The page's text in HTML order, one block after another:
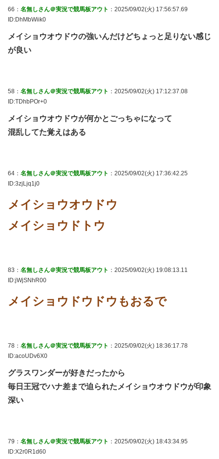
66： 名無しさん＠実況で競馬板アウト ：2025/09/02(火) 17:56:57.69
ID:DhMbWiik0
メイショウオウドウの強いんだけどちょっと足りない感じ
が良い
58： 名無しさん＠実況で競馬板アウト ：2025/09/02(火) 17:12:37.08
ID:TDhbPOr+0
メイショウオウドウが何かとごっちゃになって
混乱してた覚えはある
64： 名無しさん＠実況で競馬板アウト ：2025/09/02(火) 17:36:42.25
ID:3zjLjq1j0
メイショウオウドウ
メイショウドトウ
83： 名無しさん＠実況で競馬板アウト ：2025/09/02(火) 19:08:13.11
ID:jWjSNhR00
メイショウドウドウもおるで
78： 名無しさん＠実況で競馬板アウト ：2025/09/02(火) 18:36:17.78
ID:acoUDv6X0
グラスワンダーが好きだったから
毎日王冠でハナ差まで迫られたメイショウオウドウが印象
深い
79： 名無しさん＠実況で競馬板アウト ：2025/09/02(火) 18:43:34.95
ID:X2r0R1d60